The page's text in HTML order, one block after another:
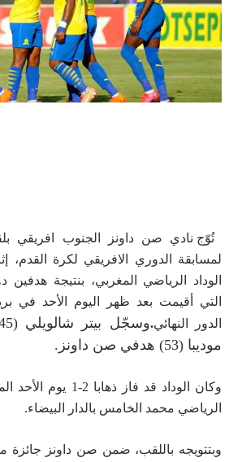
تُوّج نادي صن داونز الجنوب افريقي
لمسابقة الدوري الافريقي لكرة
الوداد الرياضي المغربي، بنتيجة هدفين
التي أقيمت بعد ظهر اليوم الأحد في
الدور النهائي.
موديبا (53) هدفي صن داونز.
وكان الوداد قد فاز
الرياضي محمد الخامس بالدار البيضاء.